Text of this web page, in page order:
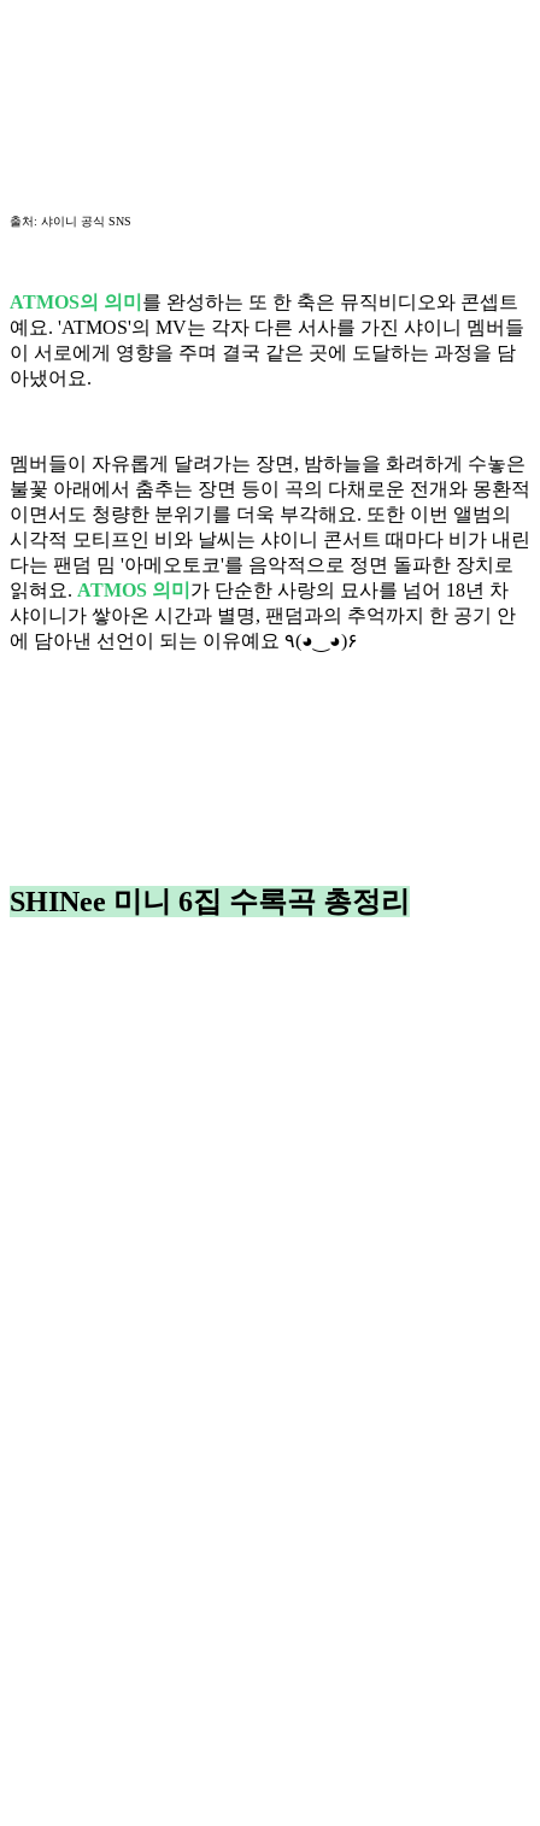
출처: 샤이니 공식 SNS
ATMOS의 의미 를 완성하는 또 한 축은 뮤직비디오와 콘셉트
예요. 'ATMOS'의 MV는 각자 다른 서사를 가진 샤이니 멤버들
이 서로에게 영향을 주며 결국 같은 곳에 도달하는 과정을 담
아냈어요.
멤버들이 자유롭게 달려가는 장면, 밤하늘을 화려하게 수놓은
불꽃 아래에서 춤추는 장면 등이 곡의 다채로운 전개와 몽환적
이면서도 청량한 분위기를 더욱 부각해요. 또한 이번 앨범의
시각적 모티프인 비와 날씨는 샤이니 콘서트 때마다 비가 내린
다는 팬덤 밈 '아메오토코'를 음악적으로 정면 돌파한 장치로
읽혀요. ATMOS 의미 가 단순한 사랑의 묘사를 넘어 18년 차
샤이니가 쌓아온 시간과 별명, 팬덤과의 추억까지 한 공기 안
에 담아낸 선언이 되는 이유예요 ٩(◕‿◕)۶
SHINee 미니 6집 수록곡 총정리